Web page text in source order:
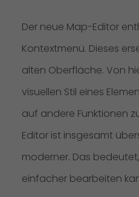
Der neue Map-Editor
Kontextmenü. Dieses
alten Oberfläche. Von
visuellen Stil eines
auf andere Funktionen
Editor ist insgesamt
moderner. Das
einfacher bearbeiten